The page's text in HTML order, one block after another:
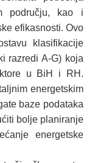
području, kao i
efikasnosti. Ovo
klasifikacije
razredi A-G) koja
u BiH i RH.
energetskim
baze podataka
bolje planiranje
energetske